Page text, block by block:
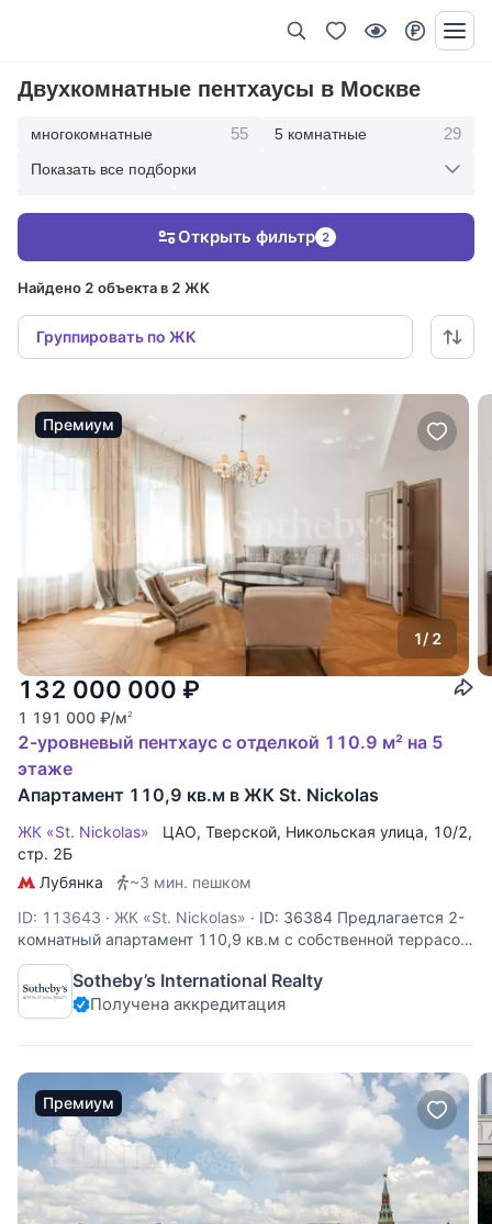
Двухкомнатные пентхаусы в Москве
многокомнатные 55 5 комнатные 29
Показать все подборки
Найдено 2 объекта в 2 ЖК
Группировать по ЖК
Открыть фильтр 2
Премиум
1/ 2
132 000 000 ₽
1 191 000 ₽/м2
2-уровневый пентхаус с отделкой 110.9 м² на 5
этаже
Апартамент 110,9 кв.м в ЖК St. Nickolas
ЖК «St. Nickolas» ЦАО, Тверской, Никольская улица, 10/2,
стр. 2Б
Лубянка
~3 мин. пешком
ID: 113643 · ЖК «St. Nickolas» · ID: 36384 Предлагается 2-
комнатный апартамент 110,9 кв.м с собственной террасой
на 5 этаже кирпично-монолитного дома St. Nickolas –
современные апартаменты премиального класса в
отреставрированном историческом доме XIX века. В
Sotheby’s International Realty
Получена аккредитация
Премиум